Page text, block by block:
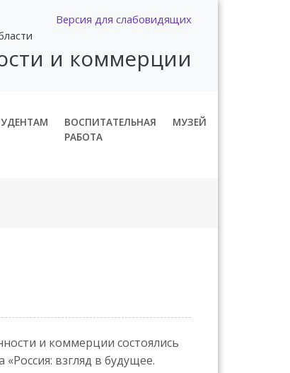
Версия для слабовидящих
и коммерции
ВОСПИТАТЕЛЬНАЯ
РАБОТА
МУЗЕЙ
и коммерции состоялись
взгляд в будущее.